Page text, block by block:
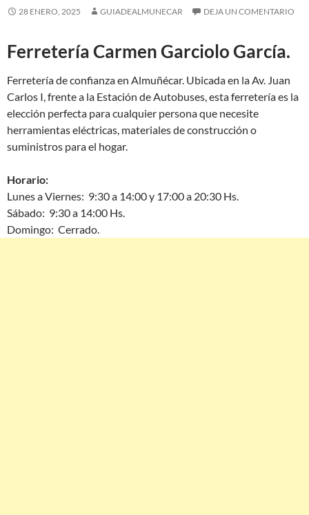
28 ENERO, 2025 GUIADEALMUNECAR DEJA UN COMENTARIO
Ferretería Carmen Garciolo García.
Ferretería de confianza en Almuñécar. Ubicada en la Av. Juan
Carlos I, frente a la Estación de Autobuses, esta ferretería es la
elección perfecta para cualquier persona que necesite
herramientas eléctricas, materiales de construcción o
suministros para el hogar.
Horario:
Lunes a Viernes: 9:30 a 14:00 y 17:00 a 20:30 Hs.
Sábado: 9:30 a 14:00 Hs.
Domingo: Cerrado.